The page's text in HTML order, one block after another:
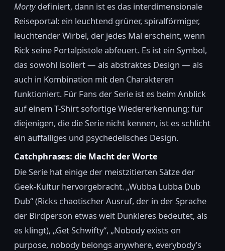
Mortydefiniert, dann ist es das interdimensionale
Reiseportal: ein leuchtend grüner, spiralförmiger,
leuchtender Wirbel, der jedes Mal erscheint, wenn
Rick seine Portalpistole abfeuert. Es ist ein Symbol,
das sowohl isoliert — als abstraktes Design — als
auch in Kombination mit den Charakteren
funktioniert. Für Fans der Serie ist es beim Anblick
auf einem T-Shirt sofortige Wiedererkennung; für
diejenigen, die die Serie nicht kennen, ist es schlicht
ein auffälliges und psychedelisches Design.
Catchphrases: die Macht der Worte
Die Serie hat einige der meistzitierten Sätze der
Geek-Kultur hervorgebracht. „Wubba Lubba Dub
Dub“ (Ricks chaotischer Ausruf, der in der Sprache
der Birdperson etwas weit Dunkleres bedeutet, als
es klingt), „Get Schwifty“, „Nobody exists on
purpose, nobody belongs anywhere, everybody’s